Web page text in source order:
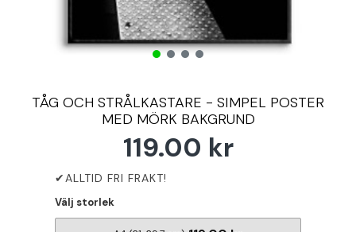
TÅG OCH STRÅLKASTARE - SIMPEL POSTER
MED MÖRK BAKGRUND
119.00 kr
Välj storlek